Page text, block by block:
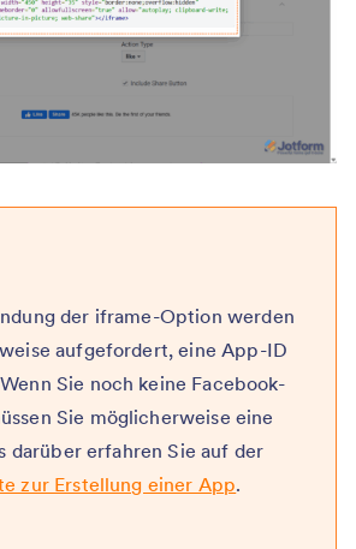
der iframe-Option werden
aufgefordert, eine App-ID
Sie noch keine Facebook-
Sie möglicherweise eine
darüber erfahren Sie auf der
zur Erstellung einer App.